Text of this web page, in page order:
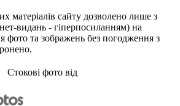
матеріалів сайту дозволено лише з
видань - гіперпосиланням) на
фото та зображень без погодження з
Стокові фото від